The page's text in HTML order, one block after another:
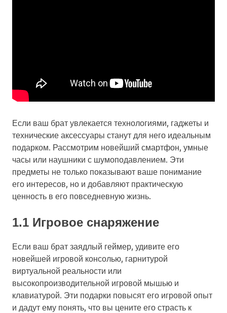
Если ваш брат увлекается технологиями, гаджеты и
технические аксессуары станут для него идеальным
подарком. Рассмотрим новейший смартфон, умные
часы или наушники с шумоподавлением. Эти
предметы не только показывают ваше понимание
его интересов, но и добавляют практическую
ценность в его повседневную жизнь.
1.1 Игровое снаряжение
Если ваш брат заядлый геймер, удивите его
новейшей игровой консолью, гарнитурой
виртуальной реальности или
высокопроизводительной игровой мышью и
клавиатурой. Эти подарки повысят его игровой опыт
и дадут ему понять, что вы цените его страсть к